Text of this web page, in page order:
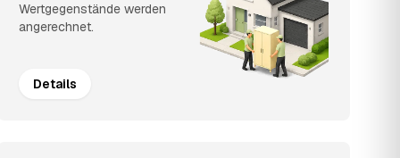
Wertgegenstände werden
angerechnet.
Details